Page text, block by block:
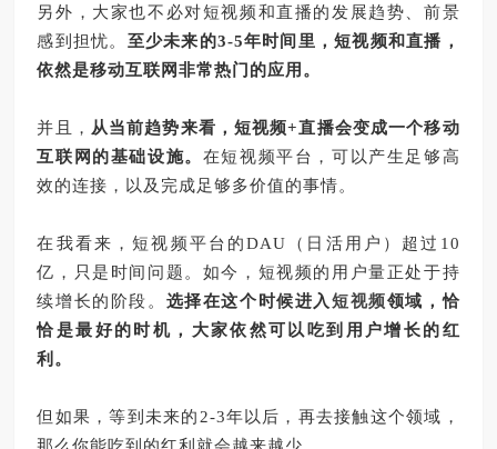
另外，大家也不必对短视频和直播的发展趋势、前景
感到担忧。 至少未来的3-5年时间里，短视频和直播，
依然是移动互联网非常热门的应用。
并且， 从当前趋势来看，短视频+直播会变成一个移动
互联网的基础设施。 在短视频平台，可以产生足够高
效的连接，以及完成足够多价值的事情。
在我看来，短视频平台的DAU （日活用户）超过 10
亿，只是时间问题。如今，短视频的用户量正处于持
续增长的阶段。 选择在这个时候进入 短视频领域，恰
恰是最好的时机，大家依然可以吃到用户增长的红
利。
但如果，等到未来的 2-3年以后，再去接触这个领域，
那么你能吃到的红利就会越来越少。